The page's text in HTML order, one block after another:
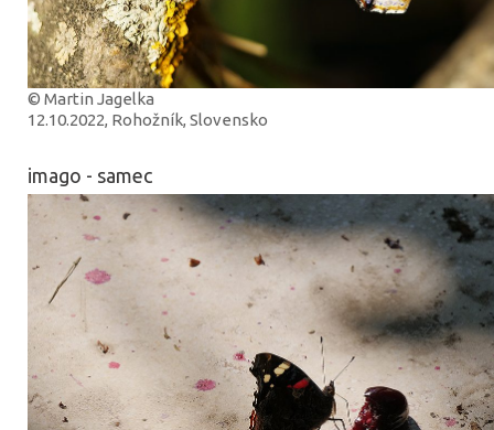
© Martin Jagelka
12.10.2022, Rohožník, Slovensko
imago - samec